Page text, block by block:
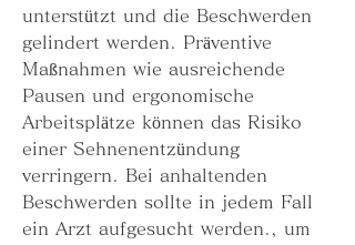
unterstützt und die Beschwerden
gelindert werden. Präventive
Maßnahmen wie ausreichende
Pausen und ergonomische
Arbeitsplätze können das Risiko
einer Sehnenentzündung
verringern. Bei anhaltenden
Beschwerden sollte in jedem Fall
ein Arzt aufgesucht werden., um